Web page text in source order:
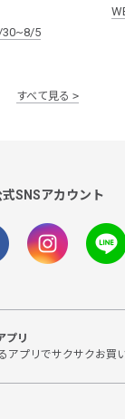
30~8/5
すべて見る
式SNSアカウント
プリ
アプリでサクサクお買